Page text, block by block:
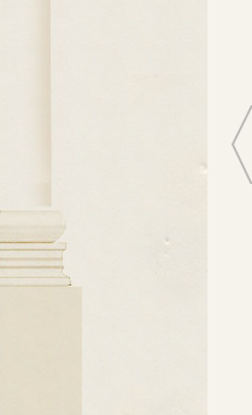
театральный сезон!